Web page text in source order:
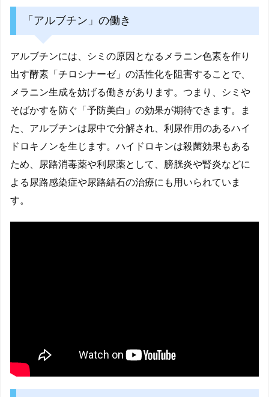
「アルブチン」の働き
アルブチンには、シミの原因となるメラニン色素を作り
出す酵素「チロシナーゼ」の活性化を阻害することで、
メラニン生成を妨げる働きがあります。つまり、シミや
そばかすを防ぐ「予防美白」の効果が期待できます。ま
た、アルブチンは尿中で分解され、利尿作用のあるハイ
ドロキノンを生じます。ハイドロキンは殺菌効果もある
ため、尿路消毒薬や利尿薬として、膀胱炎や腎炎などに
よる尿路感染症や尿路結石の治療にも用いられていま
す。